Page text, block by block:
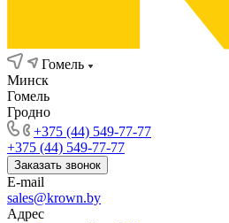
Гомель
Минск
Гомель
Гродно
+375 (44) 549-77-77
+375 (44) 549-77-77
Заказать звонок
E-mail
sales@krown.by
Адрес